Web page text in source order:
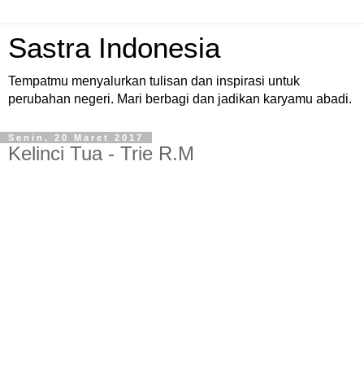
Sastra Indonesia
Tempatmu menyalurkan tulisan dan inspirasi untuk
perubahan negeri. Mari berbagi dan jadikan karyamu abadi.
Senin, 20 Maret 2017
Kelinci Tua - Trie R.M